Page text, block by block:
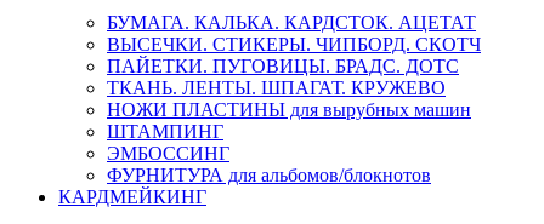
БУМАГА. КАЛЬКА. КАРДСТОК. АЦЕТАТ
ВЫСЕЧКИ. СТИКЕРЫ. ЧИПБОРД. СКОТЧ
ПАЙЕТКИ. ПУГОВИЦЫ. БРАДС. ДОТС
ТКАНЬ. ЛЕНТЫ. ШПАГАТ. КРУЖЕВО
НОЖИ ПЛАСТИНЫ для вырубных машин
ШТАМПИНГ
ЭМБОССИНГ
ФУРНИТУРА для альбомов/блокнотов
КАРДМЕЙКИНГ